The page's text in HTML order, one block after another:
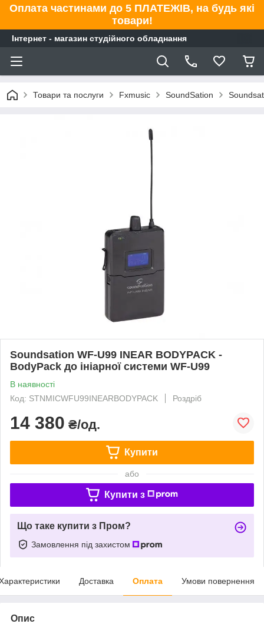
Оплата частинами до 5 ПЛАТЕЖІВ, на будь які
товари!
Інтернет - магазин студійного обладнання
Товари та послуги Fxmusic SoundSation
Soundsation WF-U99 INEAR BODYPACK -
BodyPack до ініарної системи WF-U99
В наявності
Код: STNMICWFU99INEARBODYPACK
Роздріб
14 380 ₴/од.
Купити
або
Купити з
Що таке купити з Пром?
Замовлення під захистом
Доставка Оплата Умови повернення
Опис